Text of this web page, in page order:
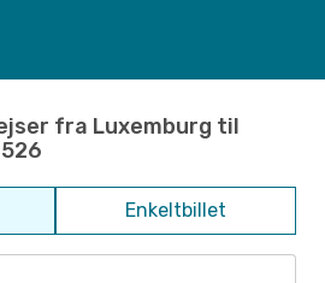
fra Luxemburg til
Enkeltbillet